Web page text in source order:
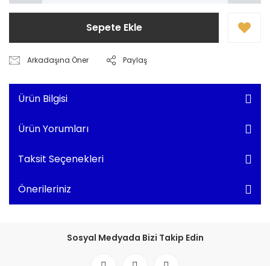
Sepete Ekle
Arkadaşına Öner Paylaş
Ürün Bilgisi
Ürün Yorumları
Taksit Seçenekleri
Önerileriniz
Sosyal Medyada Bizi Takip Edin